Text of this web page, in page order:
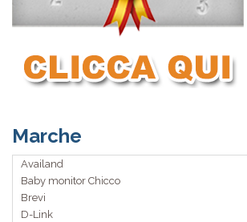
Marche
Availand
Baby monitor Chicco
Brevi
D-Link